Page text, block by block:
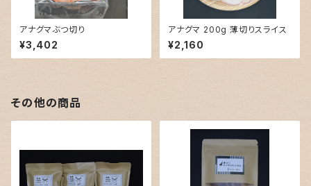
アナグマぶつ切り
¥3,402
アナグマ 200g 薄切りスライス
¥2,160
その他の商品